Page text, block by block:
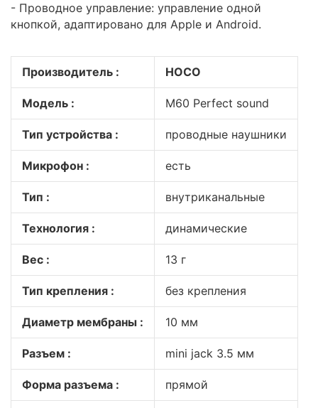
- Проводное управление: управление одной
кнопкой, адаптировано для Apple и Android.
Производитель : HOCO
Модель : M60 Perfect sound
Тип устройства : проводные наушники
Микрофон : есть
Тип : внутриканальные
Технология : динамические
Вес : 13 г
Тип крепления : без крепления
Диаметр мембраны : 10 мм
Разъем : mini jack 3.5 мм
Форма разъема : прямой